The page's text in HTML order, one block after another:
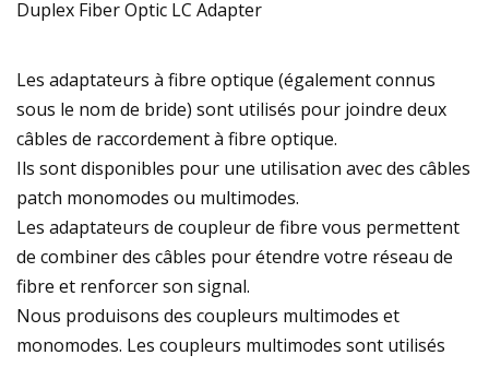
Les adaptateurs à fibre optique (également connus
sous le nom de bride) sont utilisés pour joindre deux
câbles de raccordement à fibre optique.
Ils sont disponibles pour une utilisation avec des câbles
patch monomodes ou multimodes.
Les adaptateurs de coupleur de fibre vous permettent
de combiner des câbles pour étendre votre réseau de
fibre et renforcer son signal.
Nous produisons des coupleurs multimodes et
monomodes. Les coupleurs multimodes sont utilisés